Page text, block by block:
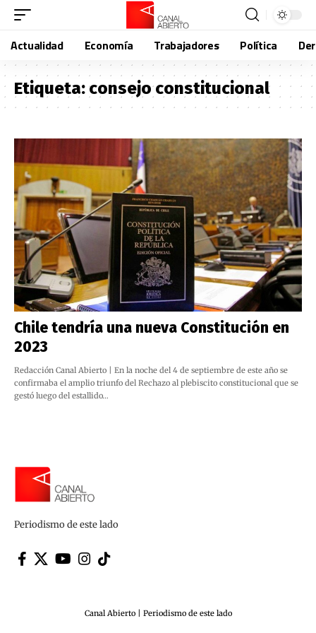
Actualidad Economía Trabajadores Política
Etiqueta:consejo constitucional
Chile tendría una nueva Constitución en
2023
Redacción Canal Abierto | En la noche del 4 de septiembre de este año se
confirmaba el amplio triunfo del Rechazo al plebiscito constitucional que se
gestó luego del estallido…
Periodismo de este lado
Canal Abierto | Periodismo de este lado